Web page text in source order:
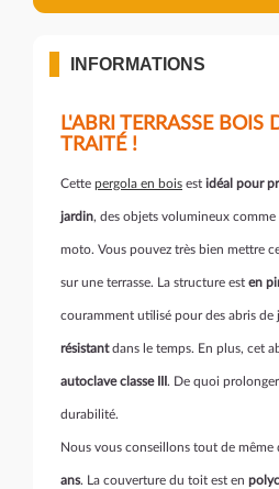
INFORMATIONS
L'ABRI TERRASSE BOIS
TRAITÉ !
Cette pergola en bois est idéal pour
jardin, des objets volumineux
moto. Vous pouvez très bien mettre
sur une terrasse. La structure est en
couramment utilisé pour des abris de
résistantdans le temps. En plus, cet
autoclave classe III . De quoi
durabilité.
Nous vous conseillons tout de même
ans. La couverture du toit est en